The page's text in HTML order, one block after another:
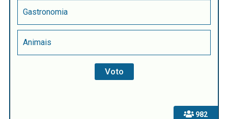
982
Gastronomia
Animais